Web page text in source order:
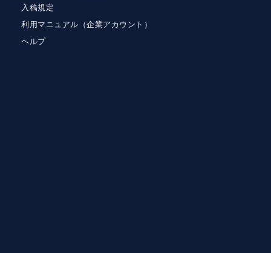
入稿規定
利用マニュアル（企業アカウント）
ヘルプ